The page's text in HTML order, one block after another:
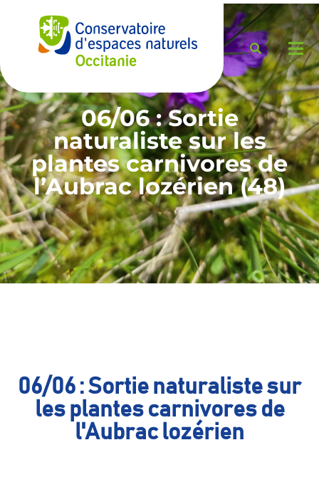
06/06 : Sortie
naturaliste sur les
plantes carnivores de
l’Aubrac lozérien (48)
06/06 : Sortie naturaliste sur
les plantes carnivores de
l'Aubrac lozérien